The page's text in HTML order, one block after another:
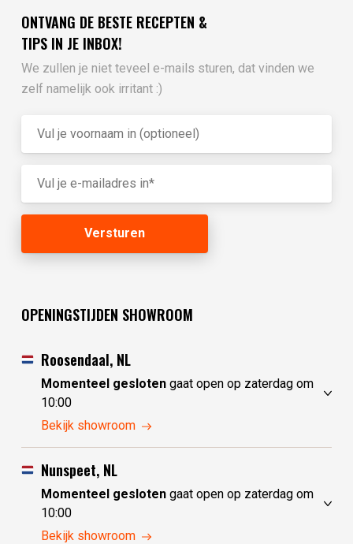
ONTVANG DE BESTE RECEPTEN &
TIPS IN JE INBOX!
We zullen je niet teveel e-mails sturen, dat vinden we
zelf namelijk ook irritant :)
OPENINGSTIJDEN SHOWROOM
Roosendaal, NL
Momenteel geslotengaat open op zaterdag om
10:00
vrijdag
zaterdag
10:00 - 17:30
zondag
maandag
10:00 - 17:30
dinsdag
woensdag
Bekijk showroom
Nunspeet, NL
Momenteel geslotengaat open op zaterdag om
10:00
vrijdag
Bekijk showroom